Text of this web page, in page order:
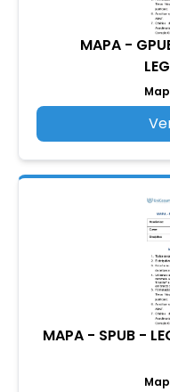
MAPA -
MAPA - SPUB -